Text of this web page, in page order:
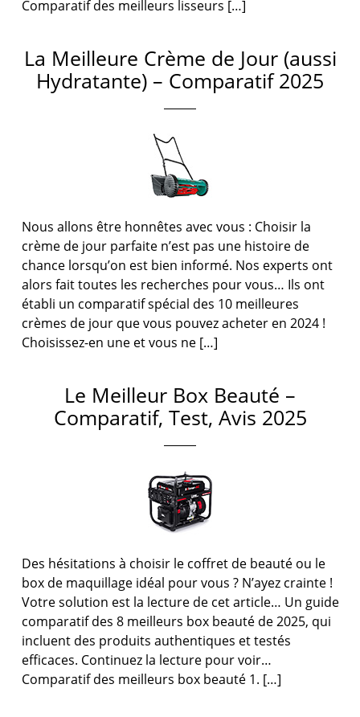
Comparatif des meilleurs lisseurs […]
La Meilleure Crème de Jour (aussi
Hydratante) – Comparatif 2025
Nous allons être honnêtes avec vous : Choisir la
crème de jour parfaite n’est pas une histoire de
chance lorsqu’on est bien informé. Nos experts ont
alors fait toutes les recherches pour vous… Ils ont
établi un comparatif spécial des 10 meilleures
crèmes de jour que vous pouvez acheter en 2024 !
Choisissez-en une et vous ne […]
Le Meilleur Box Beauté –
Comparatif, Test, Avis 2025
Des hésitations à choisir le coffret de beauté ou le
box de maquillage idéal pour vous ? N’ayez crainte !
Votre solution est la lecture de cet article… Un guide
comparatif des 8 meilleurs box beauté de 2025, qui
incluent des produits authentiques et testés
efficaces. Continuez la lecture pour voir…
Comparatif des meilleurs box beauté 1. […]